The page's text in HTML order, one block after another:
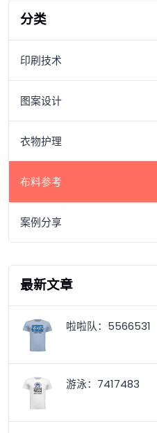
分类
印刷技术
图案设计
衣物护理
布料参考
案例分享
最新文章
啦啦队：5566531
游泳：7417483